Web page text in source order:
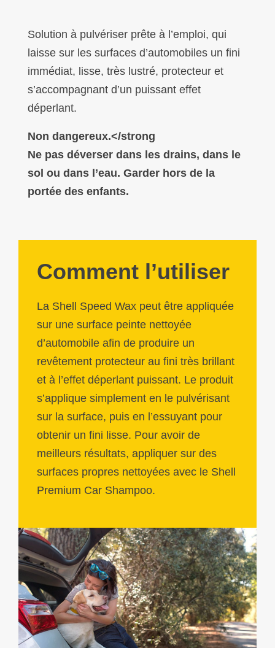
Solution à pulvériser prête à l’emploi, qui
laisse sur les surfaces d’automobiles un fini
immédiat, lisse, très lustré, protecteur et
s’accompagnant d’un puissant effet
déperlant.
Non dangereux.</strong
Ne pas déverser dans les drains, dans le
sol ou dans l’eau. Garder hors de la
portée des enfants.
Comment l’utiliser
La Shell Speed Wax peut être appliquée
sur une surface peinte nettoyée
d’automobile afin de produire un
revêtement protecteur au fini très brillant
et à l’effet déperlant puissant. Le produit
s’applique simplement en le pulvérisant
sur la surface, puis en l’essuyant pour
obtenir un fini lisse. Pour avoir de
meilleurs résultats, appliquer sur des
surfaces propres nettoyées avec le Shell
Premium Car Shampoo.